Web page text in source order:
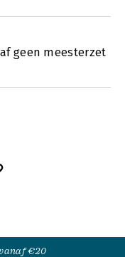
geen meesterzet
€20